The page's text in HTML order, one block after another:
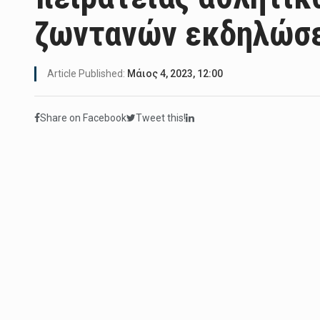
ζωντανών
Article Published: Μάιος 4, 2023, 12:00
Share on Facebook Tweet this!